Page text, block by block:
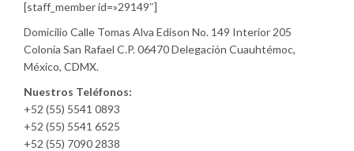
[staff_member id=»29149″]
Domicilio Calle Tomas Alva Edison No. 149 Interior 205
Colonia San Rafael C.P. 06470 Delegación Cuauhtémoc,
México, CDMX.
Nuestros Teléfonos:
+52 (55) 5541 0893
+52 (55) 5541 6525
+52 (55) 7090 2838